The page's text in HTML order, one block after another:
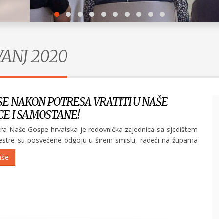
2020
NAKON POTRESA VRATITI U NAŠE
I SAMOSTANE!
Naše Gospe hrvatska je redovnička zajednica sa sjedištem
su posvećene odgoju u širem smislu, radeći na župama
i crkvenim ustanovama sa svim uzrastima djece, mladih i
Razorni potres 22. ožujka 2020. godine napravio je veliku...